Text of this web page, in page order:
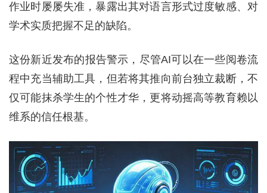
作业时屡屡失准，暴露出其对语言形式过度敏感、对
学术实质把握不足的缺陷。
这份新近发布的报告警示，尽管AI可以在一些阅卷流
程中充当辅助工具，但若将其推向前台独立裁断，不
仅可能抹杀学生的个性才华，更将动摇高等教育赖以
维系的信任根基。